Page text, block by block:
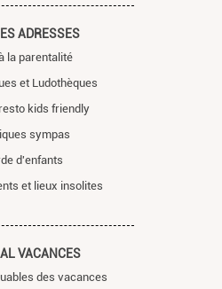
ADRESSES
la parentalité
et Ludothèques
kids friendly
sympas
d'enfants
et lieux insolites
VACANCES
des vacances